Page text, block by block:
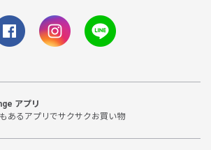
アプリ
あるアプリでサクサクお買い物